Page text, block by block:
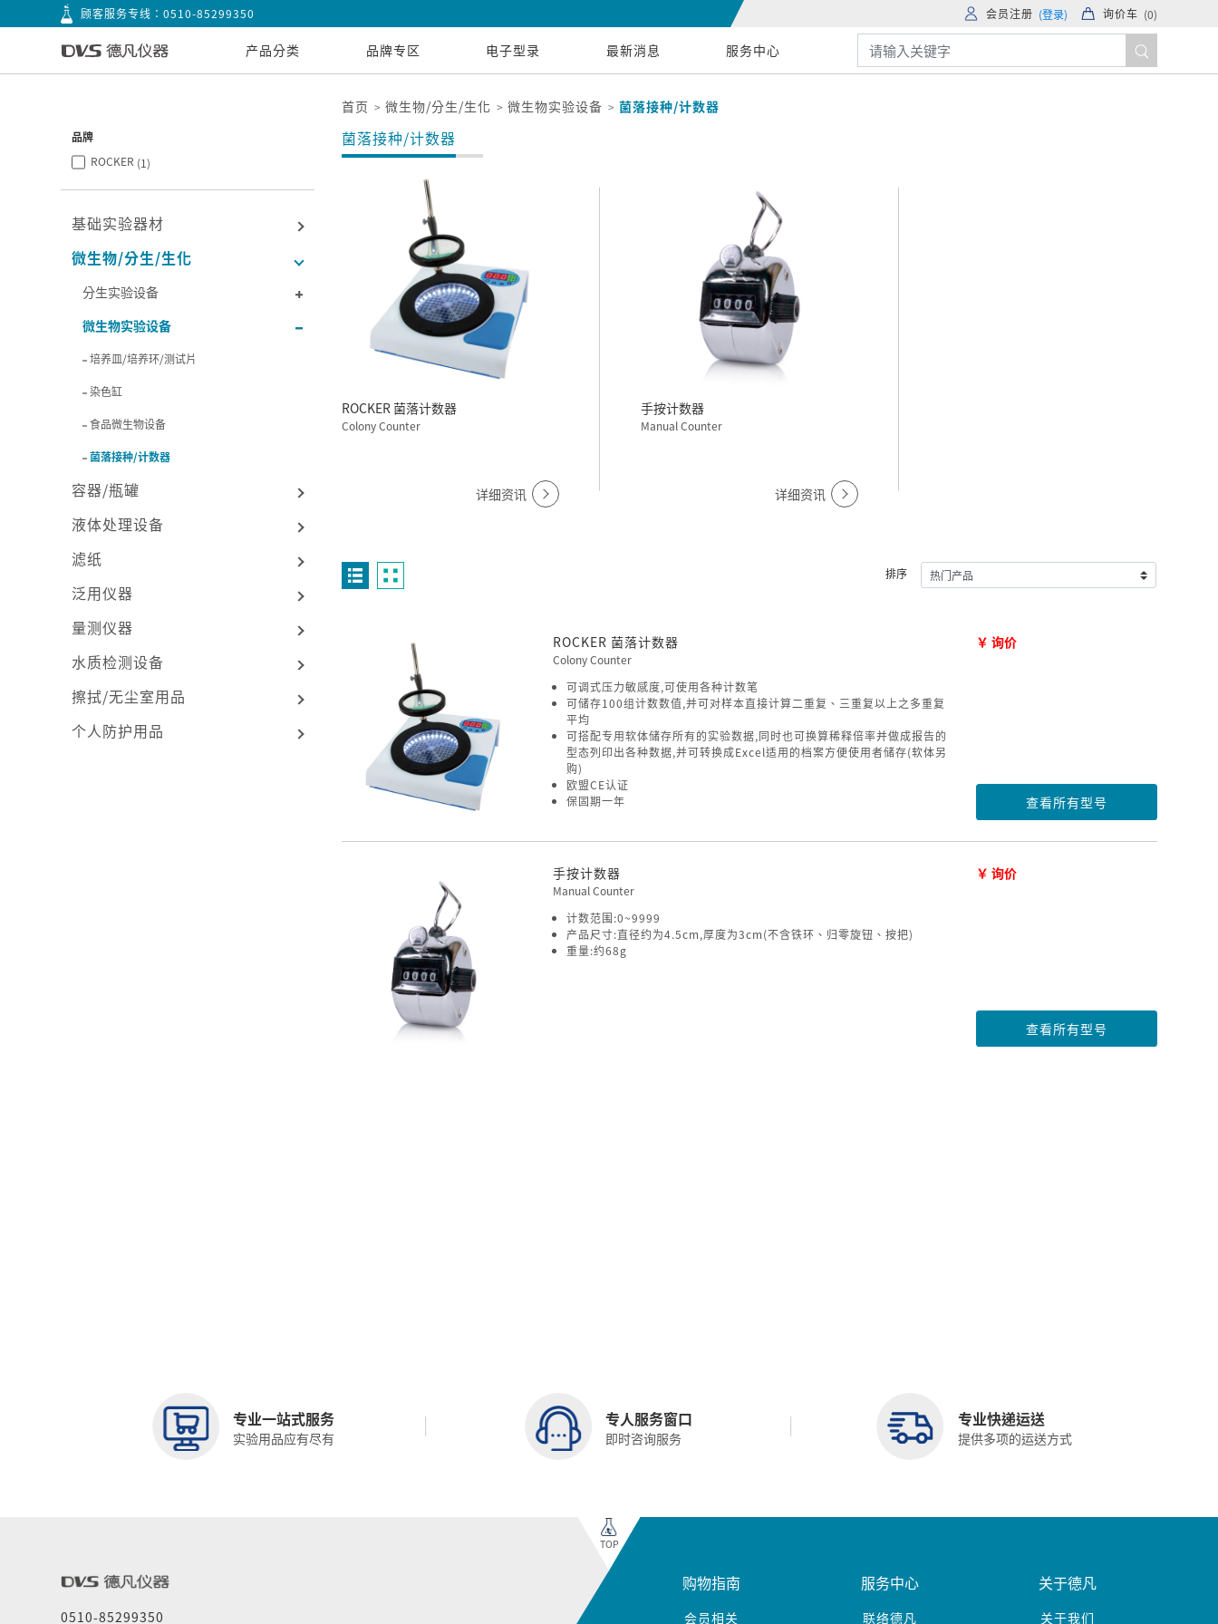
顾客服务专线：0510-85299350 会员注册 (登录) 询价车 (0)
产品分类 品牌专区 电子型录 最新消息 服务中心
首页 微生物/分生/生化 微生物实验设备 菌落接种/计数器
品牌
ROCKER (1)
基础实验器材
微生物/分生/生化
分生实验设备
微生物实验设备
培养皿/培养环/测试片
染色缸
食品微生物设备
菌落接种/计数器
容器/瓶罐
液体处理设备
滤纸
泛用仪器
量测仪器
水质检测设备
擦拭/无尘室用品
个人防护用品
菌落接种/计数器
ROCKER 菌落计数器
Colony Counter
详细资讯
手按计数器
Manual Counter
详细资讯
排序
ROCKER 菌落计数器
Colony Counter
可调式压力敏感度,可使用各种计数笔
可储存100组计数数值,并可对样本直接计算二重复、三重复以上之多重复
平均
可搭配专用软体储存所有的实验数据,同时也可换算稀释倍率并做成报告的
型态列印出各种数据,并可转换成Excel适用的档案方便使用者储存(软体另
购)
欧盟CE认证
保固期一年
￥ 询价
查看所有型号
手按计数器
Manual Counter
计数范围:0~9999
产品尺寸:直径约为4.5cm,厚度为3cm(不含铁环、归零旋钮、按把)
重量:约68g
￥ 询价
查看所有型号
专业一站式服务
实验用品应有尽有
专人服务窗口
即时咨询服务
专业快递运送
提供多项的运送方式
TOP
0510-85299350
购物指南
会员相关
服务中心
联络德凡
关于德凡
关于我们